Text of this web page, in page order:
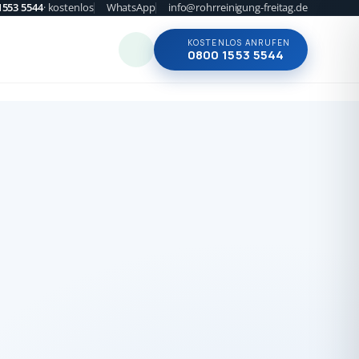
5544· kostenlos WhatsApp info@rohrreinigung-freitag.de
KOSTENLOS ANRUFEN
0800 1553 5544